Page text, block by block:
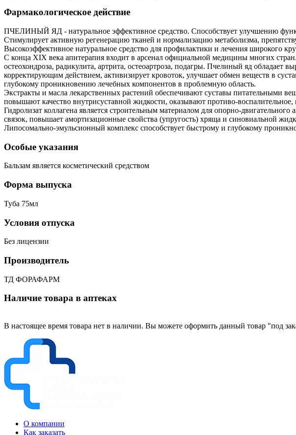
Фармакологическое действие
ПЧЕЛИНЫЙ ЯД - натуральное эффективное средство. Способствует улучшению
Стимулирует активную регенерацию тканей и нормализацию метаболизма,
Высокоэффективное натуральное средство для профилактики и лечения широкого
С конца XIX века апитерапия входит в арсенал официальной медицины многих
остеохондроза, радикулита, артрита, остеоартроза, подагры. Пчелиный яд
корректирующим действием, активизирует кровоток, улучшает обмен веществ в
глубокому проникновению лечебных компонентов в проблемную область.
Экстракты и масла лекарственных растений обеспечивают суставы питательными
повышают качество внутрисуставной жидкости, оказывают противо-
Гидролизат коллагена является строительным материалом для опорно-
связок, повышает амортизационные свойства (упругость) хряща и синовиальной
Липосомально-эмульсионный комплекс способствует быстрому и глубокому
Особые указания
Бальзам является косметический средством
Форма выпуска
Туба 75мл
Условия отпуска
Без лицензии
Производитель
ТД ФОРАФАРМ
Наличие товара в аптеках
В настоящее время товара нет в наличии. Вы можете оформить данный товар "под
О компании
Как заказать